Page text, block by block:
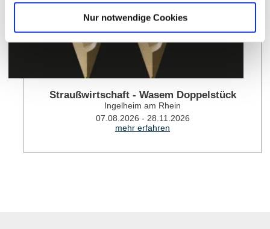
Nur notwendige Cookies
Straußwirtschaft - Wasem Doppelstück
Ingelheim am Rhein
07.08.2026 - 28.11.2026
mehr erfahren